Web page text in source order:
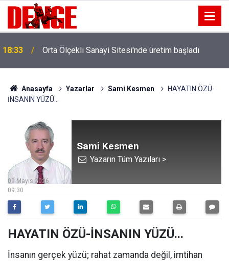
18:33 Orta Ölçekli Sanayi Sitesi'nde üretim başladı
Anasayfa Yazarlar Sami Kesmen
HAYATIN ÖZÜ-
İNSANIN YÜZÜ...
Sami Kesmen
Yazarın Tüm Yazıları >
09:30
09 Mayıs 2026
HAYATIN ÖZÜ-İNSANIN YÜZÜ...
İnsanın gerçek yüzü; rahat zamanda değil, imtihan